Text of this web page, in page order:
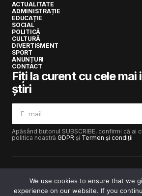
ACTUALITATE
ADMINISTRAȚIE
EDUCAȚIE
SOCIAL
POLITICĂ
CULTURĂ
DIVERTISMENT
SPORT
ANUNȚURI
CONTACT
Fiți la curent cu cele
știri
Apăsând butonul SUBSCRIBE, confirmi că ai
politica noastră GDPR și Termen și condiții
Copyright © 2017-2025Lugojeanul.ro·
We use cookies to ensure that we
experience on our website. If you